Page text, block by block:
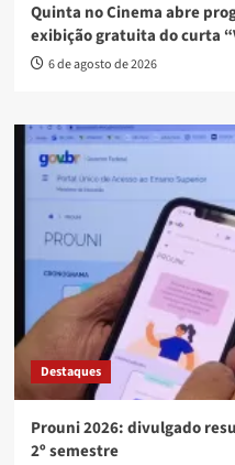
Quinta no Cinema abre
exibição gratuita do curta
6 de agosto de 2026
Destaques
Prouni 2026: divulgado
2º semestre